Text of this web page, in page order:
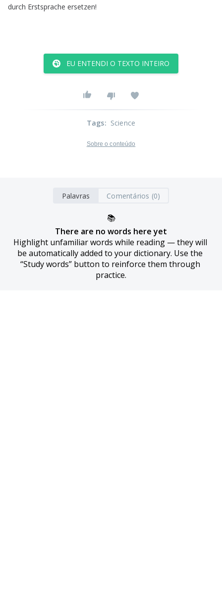
durch Erstsprache ersetzen!
EU ENTENDI O TEXTO INTEIRO
Tags: Science
Sobre o conteúdo
Palavras Comentários (0)
📚
There are no words here yet
Highlight unfamiliar words while reading — they will
be automatically added to your dictionary. Use the
“Study words” button to reinforce them through
practice.